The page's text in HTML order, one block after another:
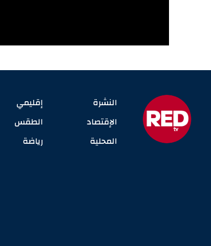
النشرة
الإقتصاد
المحلية
إقليمي
الطقس
رياضة